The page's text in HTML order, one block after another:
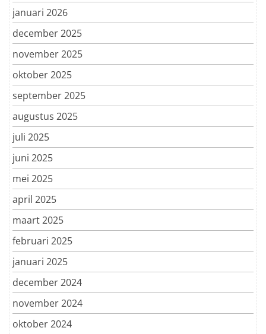
januari 2026
december 2025
november 2025
oktober 2025
september 2025
augustus 2025
juli 2025
juni 2025
mei 2025
april 2025
maart 2025
februari 2025
januari 2025
december 2024
november 2024
oktober 2024